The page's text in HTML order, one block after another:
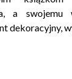
a
dekoracyjny,